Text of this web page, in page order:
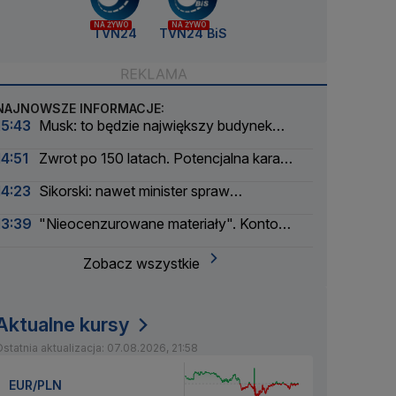
NA ŻYWO
TVN24
NA ŻYWO
TVN24 BiS
INFORMACJE:
Musk: to będzie największy budynek
Zwrot po 150 latach. Potencjalna kara
Sikorski: nawet minister spraw
"Nieocenzurowane materiały". Konto
Zobacz wszystkie
kursy
aktualizacja: 07.08.2026, 21:58
EUR/PLN